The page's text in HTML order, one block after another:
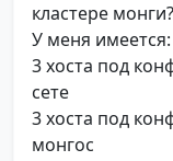
кластере монги?
У меня имеется:
3 хоста под
сете
3 хоста под
монгос